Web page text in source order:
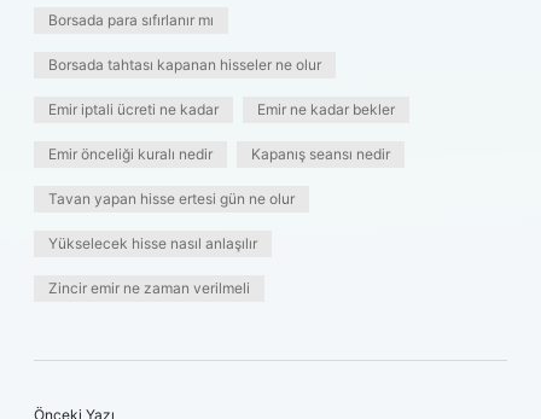
Borsada para sıfırlanır mı
Borsada tahtası kapanan hisseler ne olur
Emir iptali ücreti ne kadar Emir ne kadar bekler
Emir önceliği kuralı nedir Kapanış seansı nedir
Tavan yapan hisse ertesi gün ne olur
Yükselecek hisse nasıl anlaşılır
Zincir emir ne zaman verilmeli
Önceki Yazı